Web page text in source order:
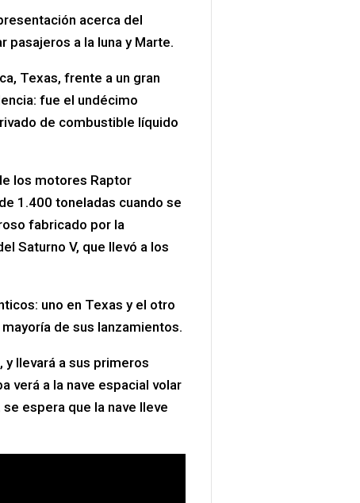
acerca del
pasajeros a la luna y Marte.
Texas, frente a un gran
fue el undécimo
de combustible líquido
los motores Raptor
1.400 toneladas cuando se
fabricado por la
Saturno V, que llevó a los
uno en Texas y el otro
de sus lanzamientos.
llevará a sus primeros
verá a la nave espacial volar
espera que la nave lleve